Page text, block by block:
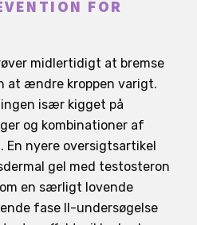
FOR
midlertidigt at bremse
at ændre kroppen varigt.
især kigget på
og kombinationer af
En nyere oversigtsartikel
gel med testosteron
en særligt lovende
fase II-undersøgelse